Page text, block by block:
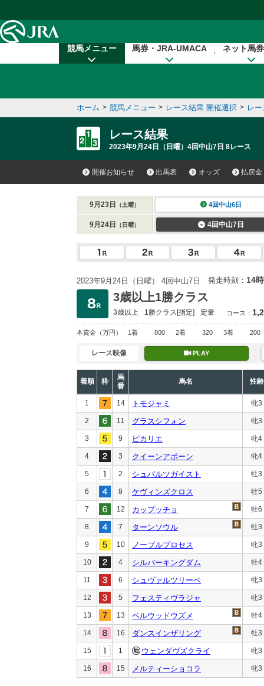
競馬メニュー 馬券・JRA-UMACA ネット馬
ホーム > 競馬メニュー > レース結果 開催選択 > レ
レース結果
2023年9月24日（日曜）4回中山7日 8レース
開催お知らせ 出馬表 オッズ 払戻金
9月23日 （土曜） 4回中山6日
9月24日 （日曜） 4回中山7日
2023年9月24日（日曜） 4回中山7日 発走時刻： 14
3歳以上1勝クラス
3歳以上 1勝クラス[指定] 定量 コース：
本賞金 （万円） 1着 800 2着 320 3着 200
レース映像 PLAY
着順 枠
馬
番
馬名 性齢
1 14 トモジャミ 牝3
2 11 グラスシフォン 牝3
3 9 ピカリエ 牝4
4 3 クイーンアポーン 牝4
5 2 シュバルツガイスト 牡3
6 8 ケヴィンズクロス 牡5
7 12 カップッチョ 牡6
8 7 ターンソウル 牡3
9 10 ノーブルプロセス 牝3
10 4 シルバーキングダム 牡4
11 6 シュヴァルツリーベ 牝3
12 5 フェスティヴラジャ 牝3
13 13 ベルウッドウズメ 牡4
14 16 ダンスインザリング 牡3
15 1 ウェンダヴズクライ 牝3
16 15 メルティーショコラ 牝3